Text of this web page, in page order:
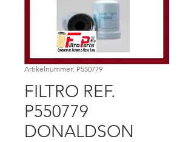
Artikelnummer: P550779
FILTRO REF.
P550779
DONALDSON